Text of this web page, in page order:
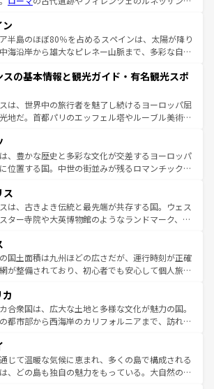
スカーナの美しい田園風景やアマルフィ海岸の絶
自然景観も見逃せない。観光の合間には、本場の
スタなど、絶品のイタリア料理を堪能することも
れるイタリアで、忘れられない旅をしてみよう！
着のイタリア情報は
ン
半島のほぼ80％を占めるスペインは、太陽が降り
海沿岸から雄大なピレネー山脈まで、多彩な自然
付くこの国では、情熱的なフラメンコ、熱気あふ
、そして美味しいタパスが生活の一部となってい
マドリードの洗練された雰囲気や、バルセロナの
溢れた街角から、地方では古代ローマ遺跡や中世
方によって風土や気候が異なるスペインはその個
性で訪れる人を魅了する。 なお、新着のスペイン情報は コ
一覧を参照してほしい。
スの基本情報と観光ガイド・有名観光スポ
は、世界中の旅行者を魅了し続けるヨーロッパ屈
地だ。首都パリのエッフェル塔やルーブル美術館
い魅力が詰まっている。華麗な宮殿、歴史的な大
しいビーチ、そして豊かな自然が、訪れる者を心
する。また、フランスは美食の国としても知ら
ャンパンの発祥地であるランス、プロヴァンスの
ラベンダー畑など、多彩な楽しみ方が可能だ。さ
リ以外の地域にも魅力が溢れており、どの街角に
に足を運ぶとそれぞれで全く異なる文化を体験で
きるだろう。 なお、新着のフランス情報はコンテンツ一覧
てほしい。
、豊かな歴史と多彩な文化が交差するヨーロッパ
位置する国。中世の街並みが残るロマンチック街
この国は、どこを歩いても飽きることがない。ベ
文化的活気、バイエルン州のアルプスの絶景、そ
ン川沿いのワイン畑といった風景は必見。ビール
きな人にはぜひ体験してほしい。 なお、新着の
報はコンテンツ一覧を参照してほしい。
ス
は、古きよき伝統と最先端が共存する国。ウェス
ター寺院や大英博物館のようなランドマーク、歴
に異なる魅力がある。また、優雅なアフタヌーン
ビール好きにはたまらない英国パブ、サッカー観
本場だからこそできる体験も豊富。イギリスを旅
を参照してほしい。
国土面積は九州ほどの広さだが、運行時刻が正確
が整備されており、初心者でも安心して個人旅行
そのまま残る町や、スイスならではのユニークな
あり、アルプス観光だけでなく町歩きも満喫する
きる。国民の所得が高いため物価も高いが、旅行
費無料で観光を楽しむこともできる。 なお、新
ス情報はコンテンツ一覧 を参照してほしい。
合衆国は、広大な土地と多様な文化が魅力の国。
都市部から西海岸のカリフォルニアまで、訪れる
巨大都市は、観光、ショッピング、エンターテイ
が詰まった刺激的なスポットだ。一方、アメリカ
大自然が広がり、グランドキャニオンやイエロー
じて温暖な気候に恵まれ、多くの島で構成される
、どの島も独自の魅力をもっている。大自然の神